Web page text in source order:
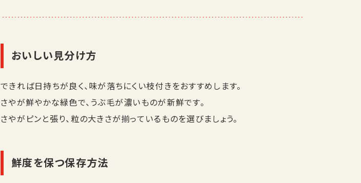
おいしい見分け方
できれば日持ちが良く、味が落ちにくい枝付きをおすすめします。
さやが鮮やかな緑色で、うぶ毛が濃いものが新鮮です。
さやがピンと張り、粒の大きさが揃っているものを選びましょう。
鮮度を保つ保存方法